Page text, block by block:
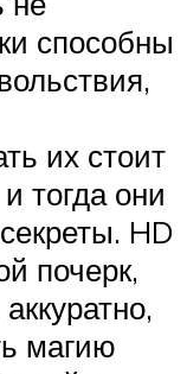
способны
их стоит
тогда они
HD
почерк,
магию